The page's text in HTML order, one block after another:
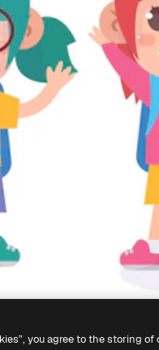
you agree to the storing